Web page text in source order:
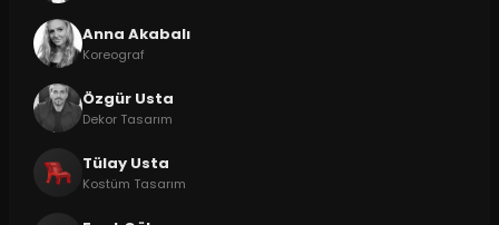
Anna Akabalı
Koreograf
Özgür Usta
Dekor Tasarım
Tülay Usta
Kostüm Tasarım